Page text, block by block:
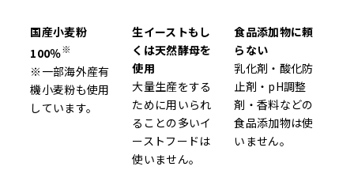
国産小麦粉
100％※
※一部海外産有
機小麦粉も使用
しています。
生イーストもし
くは天然酵母を
使用
大量生産をする
ために用いられ
ることの多いイ
ーストフードは
使いません。
食品添加物に頼
らない
乳化剤・酸化防
止剤・pH調整
剤・香料などの
食品添加物は使
いません。